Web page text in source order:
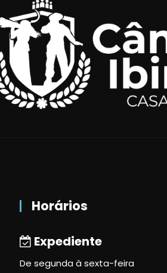
Horários
Expediente
De segunda à sexta-feira